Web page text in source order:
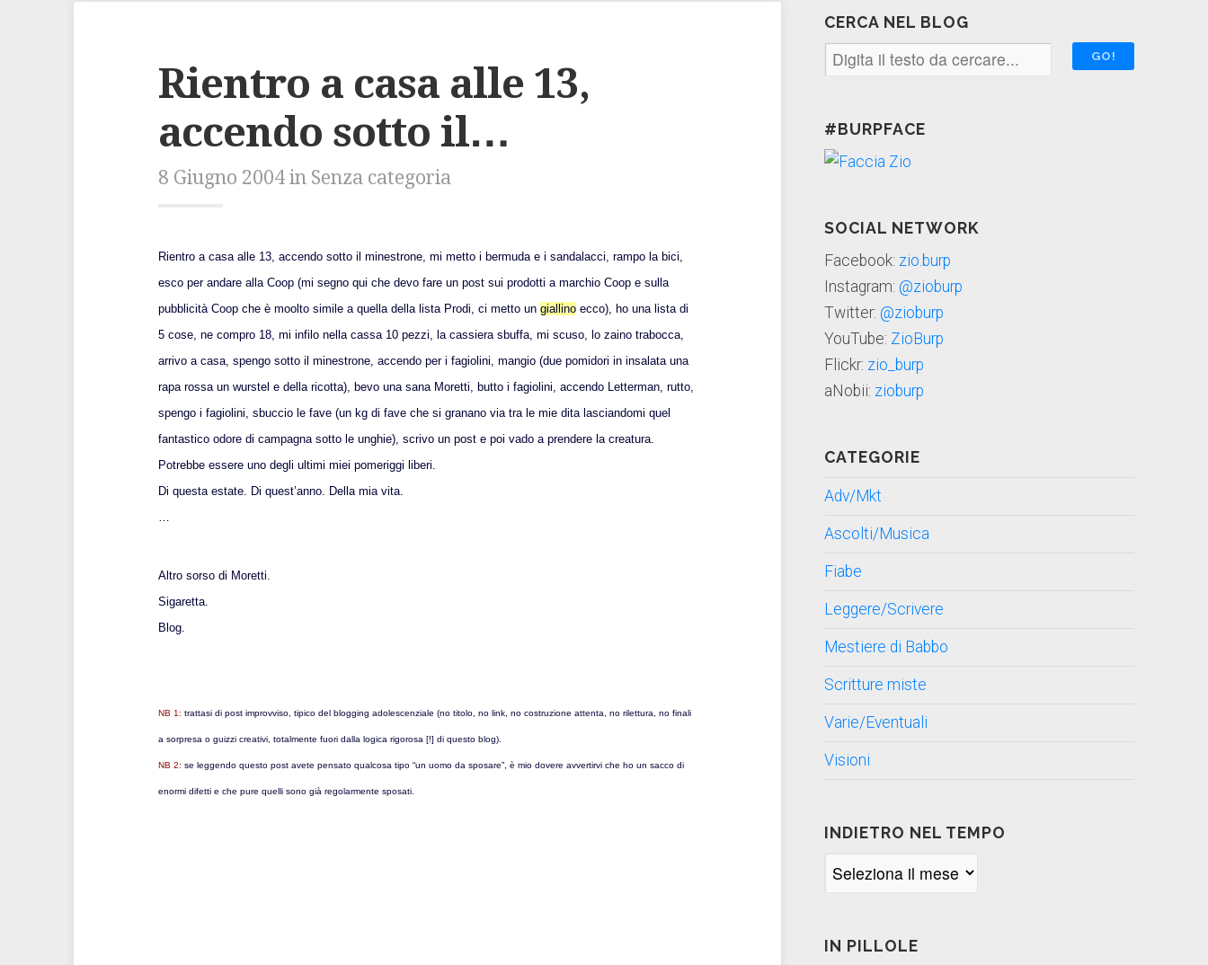
Rientro a casa alle 13,
accendo sotto il…
8 Giugno 2004 in Senza categoria
Rientro a casa alle 13, accendo sotto il minestrone, mi metto i bermuda e i sandalacci, rampo la bici,
esco per andare alla Coop (mi segno qui che devo fare un post sui prodotti a marchio Coop e sulla
pubblicità Coop che è moolto simile a quella della lista Prodi, ci metto ungiallino ecco), ho una lista di
5 cose, ne compro 18, mi infilo nella cassa 10 pezzi, la cassiera sbuffa, mi scuso, lo zaino trabocca,
arrivo a casa, spengo sotto il minestrone, accendo per i fagiolini, mangio (due pomidori in insalata una
rapa rossa un wurstel e della ricotta), bevo una sana Moretti, butto i fagiolini, accendo Letterman, rutto,
spengo i fagiolini, sbuccio le fave (un kg di fave che si granano via tra le mie dita lasciandomi quel
fantastico odore di campagna sotto le unghie), scrivo un post e poi vado a prendere la creatura.
Potrebbe essere uno degli ultimi miei pomeriggi liberi.
Di questa estate. Di quest’anno. Della mia vita.
…
Altro sorso di Moretti.
Sigaretta.
Blog.
NB 1: trattasi di post improvviso, tipico del blogging adolescenziale (no titolo, no link, no costruzione attenta, no rilettura, no finali
a sorpresa o guizzi creativi, totalmente fuori dalla logica rigorosa [!] di questo blog).
NB 2: se leggendo questo post avete pensato qualcosa tipo “un uomo da sposare”, è mio dovere avvertirvi che ho un sacco di
enormi difetti e che pure quelli sono già regolarmente sposati.
CERCA NEL BLOG
#BURPFACE
SOCIAL NETWORK
Facebook: zio.burp
Instagram: @zioburp
Twitter: @zioburp
YouTube: ZioBurp
Flickr: zio_burp
aNobii: zioburp
CATEGORIE
Adv/Mkt
Ascolti/Musica
Fiabe
Leggere/Scrivere
Mestiere di Babbo
Scritture miste
Varie/Eventuali
Visioni
INDIETRO NEL TEMPO
Indietro
IN PILLOLE